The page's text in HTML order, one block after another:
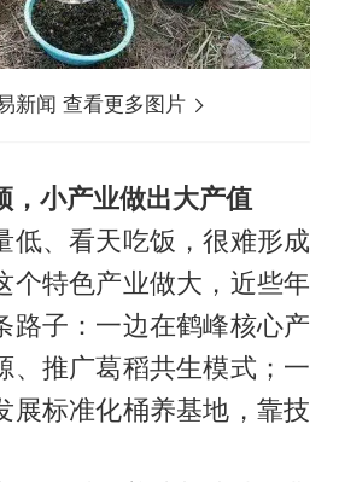
新闻 查看更多图片
，小产业做出大产值
低、看天吃饭，很难形成
个特色产业做大，近些年
路子：一边在鹤峰核心产
、推广葛稻共生模式；一
展标准化桶养基地，靠技